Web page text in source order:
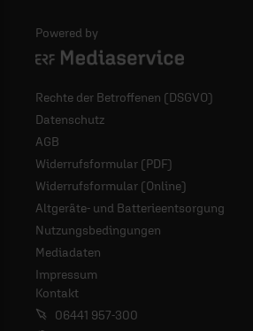
Powered by
Logo - ERF Mediaservice
Rechte der Betroffenen (DSGVO)
Datenschutz
AGB
Widerrufsformular (PDF)
Widerrufsformular (Online)
Altgeräte- und Batterieentsorgung
Nutzungsbedingungen
Mediadaten
Impressum
Kontakt
06441 957-300